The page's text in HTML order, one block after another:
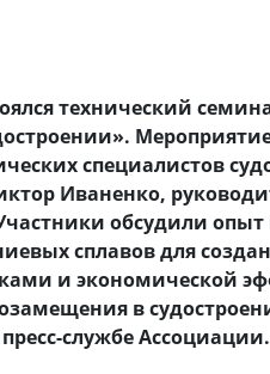
технический
специалистов
Иваненко,
обсудили
сплавов для
и экономической
в
службе Ассоциации.